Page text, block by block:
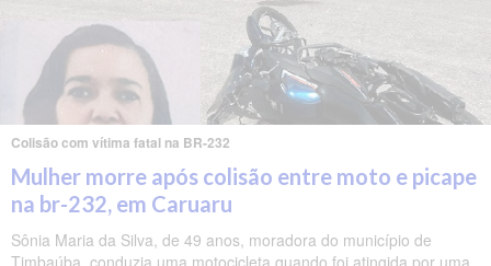
Colisão com vítima fatal na BR-232
Mulher morre após colisão entre moto e picape
na br-232, em Caruaru
Sônia Maria da Silva, de 49 anos, moradora do município de
Timbaúba, conduzia uma motocicleta quando foi atingida por uma